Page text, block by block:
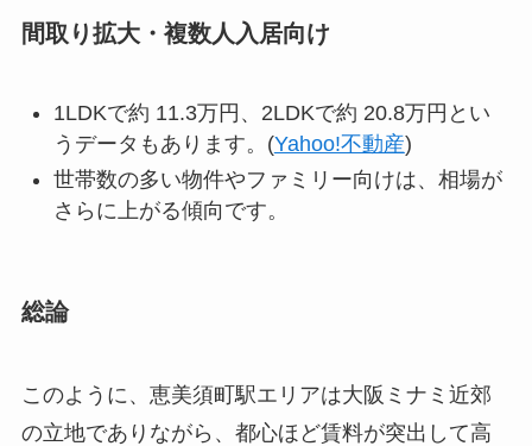
間取り拡大・複数人入居向け
1LDKで約 11.3万円、2LDKで約 20.8万円とい
うデータもあります。(Yahoo!不動産)
世帯数の多い物件やファミリー向けは、相場が
さらに上がる傾向です。
総論
このように、恵美須町駅エリアは大阪ミナミ近郊
の立地でありながら、都心ほど賃料が突出して高